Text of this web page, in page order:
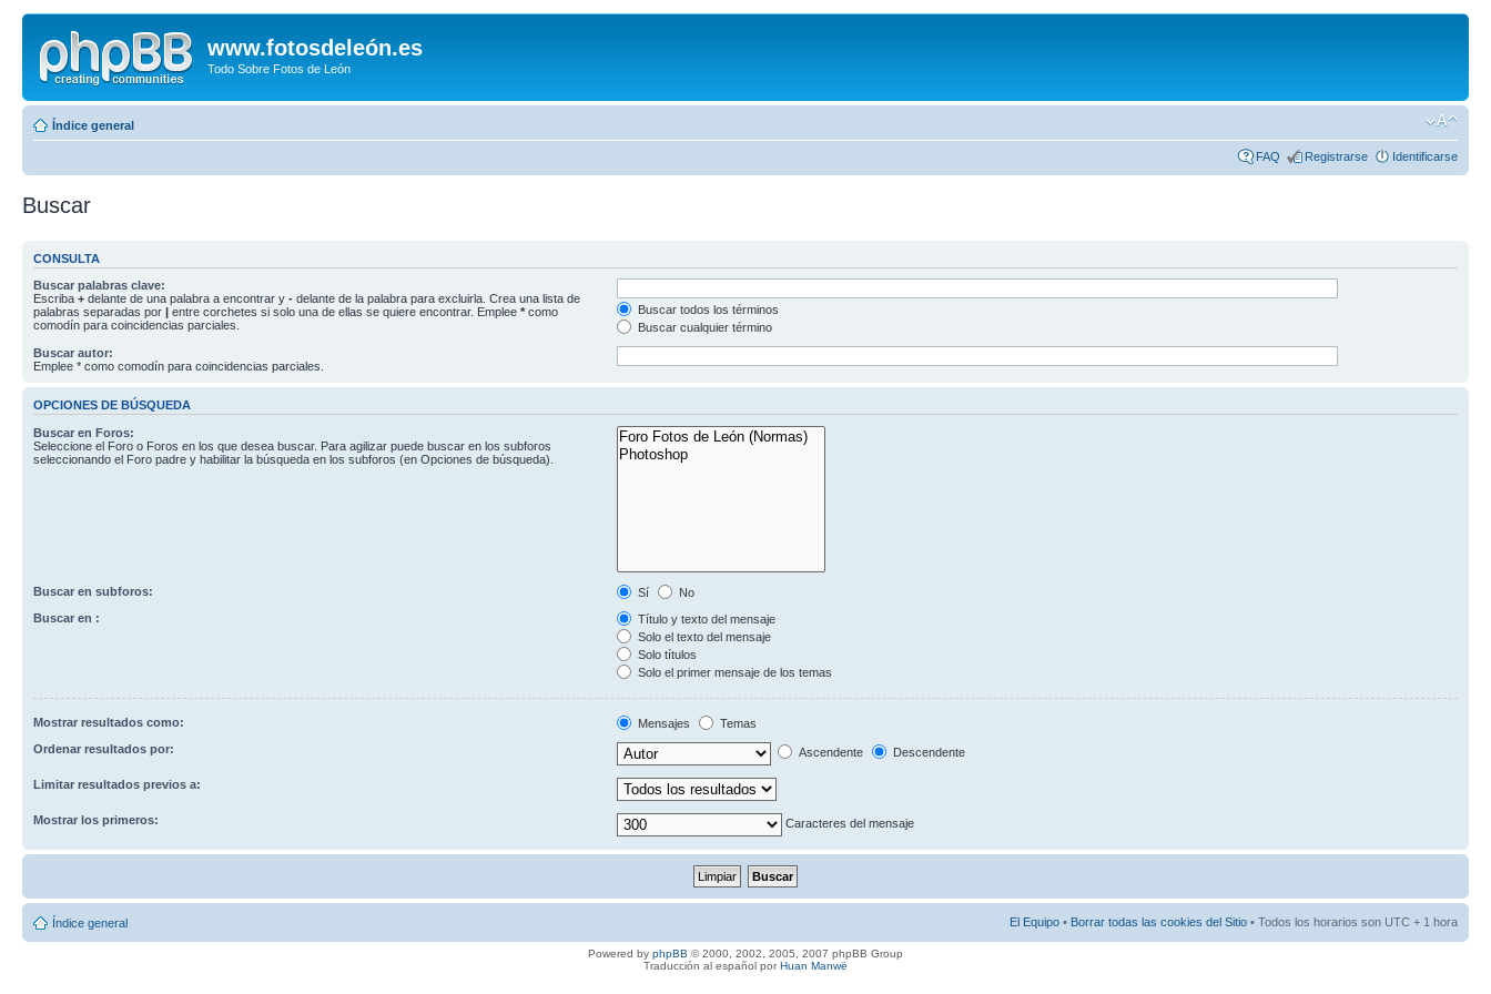
www.fotosdeleón.es
Todo Sobre Fotos de León
Índice general
FAQ Registrarse Identificarse
Buscar
CONSULTA
Buscar palabras clave:
Escriba + delante de una palabra a encontrar y - delante de la palabra para excluirla. Crea una lista de
palabras separadas por | entre corchetes si solo una de ellas se quiere encontrar. Emplee * como
comodín para coincidencias parciales.
Buscar todos los términos
Buscar cualquier término
Buscar autor:
Emplee * como comodín para coincidencias parciales.
OPCIONES DE BÚSQUEDA
Buscar en Foros:
Seleccione el Foro o Foros en los que desea buscar. Para agilizar puede buscar en los subforos
seleccionando el Foro padre y habilitar la búsqueda en los subforos (en Opciones de búsqueda).
Buscar en subforos: Sí
No
Buscar en :
Título y texto del mensaje
Solo el texto del mensaje
Solo títulos
Solo el primer mensaje de los temas
Mostrar resultados como: Mensajes
Temas
Ordenar resultados por:
Ascendente Descendente
Limitar resultados previos a:
Mostrar los primeros: Caracteres del mensaje
Índice general El Equipo • Borrar todas las cookies del Sitio • Todos los horarios son UTC + 1 hora
Powered by phpBB © 2000, 2002, 2005, 2007 phpBB Group
Traducción al español porHuan Manwë